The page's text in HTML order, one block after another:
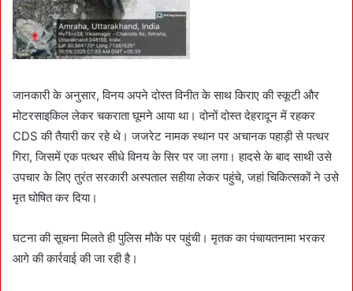
जानकारी के अनुसार, विनय अपने दोस्त विनीत के साथ किराए की स्कूटी और
मोटरसाइकिल लेकर चकराता घूमने आया था। दोनों दोस्त देहरादून में रहकर
CDS की तैयारी कर रहे थे। जजरेट नामक स्थान पर अचानक पहाड़ी से पत्थर
गिरा, जिसमें एक पत्थर सीधे विनय के सिर पर जा लगा। हादसे के बाद साथी उसे
उपचार के लिए तुरंत सरकारी अस्पताल सहीया लेकर पहुंचे, जहां चिकित्सकों ने उसे
मृत घोषित कर दिया।
घटना की सूचना मिलते ही पुलिस मौके पर पहुंची। मृतक का पंचायतनामा भरकर
आगे की कार्रवाई की जा रही है।